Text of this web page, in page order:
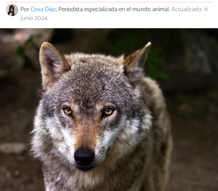
PorCova Díaz, Periodista especializada en el mundo animal.Actualizado: 11
junio 2024